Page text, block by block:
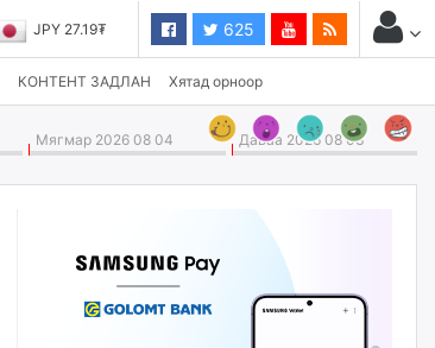
JPY 27.19₮ 625
КОНТЕНТ ЗАДЛАН Хятад орноор
Мягмар 2026 08 04 Даваа 2026 08 03